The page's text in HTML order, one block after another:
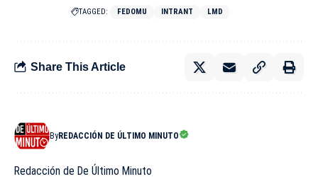
TAGGED: FEDOMU INTRANT LMD
Share This Article
ByREDACCIÓN DE ÚLTIMO MINUTO
Redacción de De Último Minuto